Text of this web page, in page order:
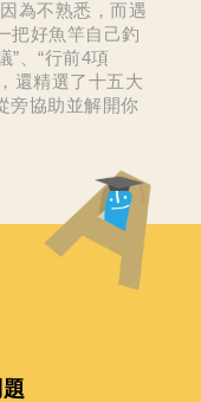
為不熟悉，而遇
把好魚竿自己釣
”、“行前4項
還精選了十五大
旁協助並解開你